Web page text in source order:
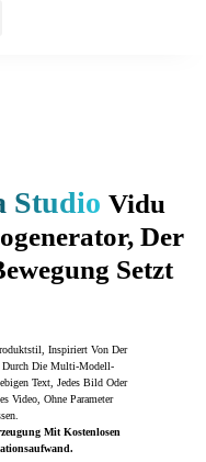
Studio Vidu
Der
Setzt
Inspiriert Von Der
Durch Die Multi-Modell-
Text, Jedes Bild Oder
Video, Ohne Parameter
Mit Kostenlosen